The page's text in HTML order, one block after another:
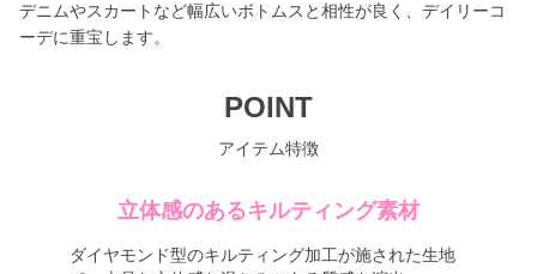
デニムやスカートなど幅広いボトムスと相性が良く、デイリーコ
ーデに重宝します。
POINT
アイテム特徴
立体感のあるキルティング素材
ダイヤモンド型のキルティング加工が施された生地